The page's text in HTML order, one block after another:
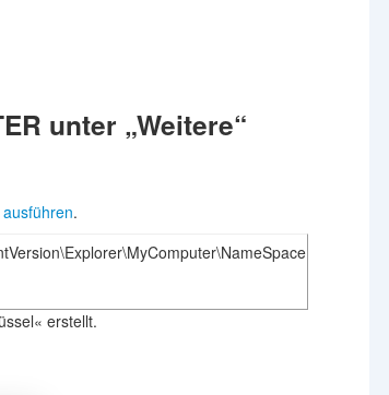
unter „Weitere“
.
erstellt.